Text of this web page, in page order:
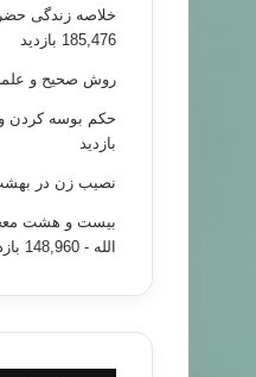
خلاصه زندگی
185,476 بازدید
روش صحیح و
حکم بوسه کردن و
بازدید
نصیب زن در
بیست و هشت
الله - 148,960 بازدید